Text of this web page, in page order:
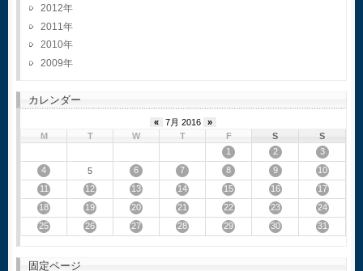
2012
2011
2010
2009
カレンダー
« 7月 2016
»
M
T W T F S
S
1
2
3
4
5 6 7 8 9
10
11
12 13 14 15 16
17
18
19 20 21 22 23
24
25
26 27 28 29 30 31
固定ページ